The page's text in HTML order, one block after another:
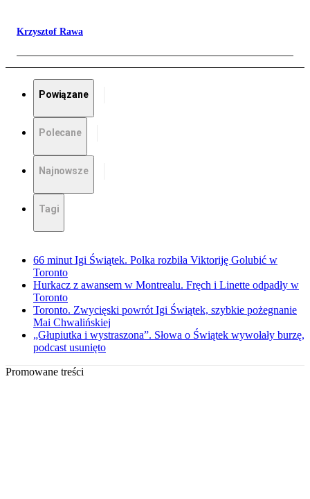
Krzysztof Rawa
Powiązane
Polecane
Najnowsze
Tagi
66 minut Igi Świątek. Polka rozbiła Viktoriję Golubić w
Toronto
Hurkacz z awansem w Montrealu. Fręch i Linette odpadły w
Toronto
Toronto. Zwycięski powrót Igi Świątek, szybkie pożegnanie
Mai Chwalińskiej
„Głupiutka i wystraszona”. Słowa o Świątek wywołały burzę,
podcast usunięto
Promowane treści